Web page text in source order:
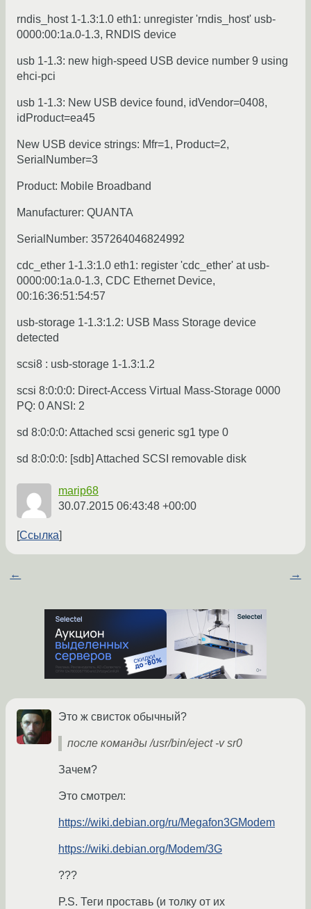
rndis_host 1-1.3:1.0 eth1: unregister 'rndis_host' usb-
0000:00:1a.0-1.3, RNDIS device
usb 1-1.3: new high-speed USB device number 9 using
ehci-pci
usb 1-1.3: New USB device found, idVendor=0408,
idProduct=ea45
New USB device strings: Mfr=1, Product=2,
SerialNumber=3
Product: Mobile Broadband
Manufacturer: QUANTA
SerialNumber: 357264046824992
cdc_ether 1-1.3:1.0 eth1: register 'cdc_ether' at usb-
0000:00:1a.0-1.3, CDC Ethernet Device,
00:16:36:51:54:57
usb-storage 1-1.3:1.2: USB Mass Storage device
detected
scsi8 : usb-storage 1-1.3:1.2
scsi 8:0:0:0: Direct-Access Virtual Mass-Storage 0000
PQ: 0 ANSI: 2
sd 8:0:0:0: Attached scsi generic sg1 type 0
sd 8:0:0:0: [sdb] Attached SCSI removable disk
marip68
30.07.2015 06:43:48 +00:00
Ссылка
← →
Это ж свисток обычный?
после команды /usr/bin/eject -v sr0
Зачем?
Это смотрел:
https://wiki.debian.org/ru/Megafon3GModem
https://wiki.debian.org/Modem/3G
???
P.S. Теги проставь (и толку от их